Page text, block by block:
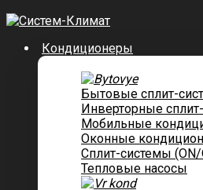
Кондиционеры
Бытовые сплит-
Инверторные
Мобильные
Оконные
Сплит-системы (ON/
Тепловые насосы